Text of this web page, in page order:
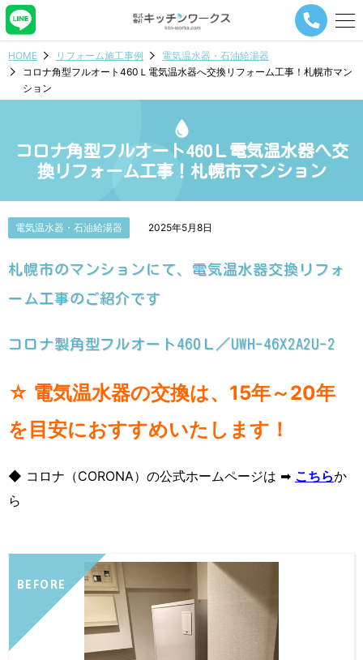
メ
ー
ビ
シ
ョ
タ
HOME リフォーム施工事例
電気温水器・石油給湯器
コロナ角型フルオート460Ｌ電気温水器へ交換リフォーム工事！札幌市マン
ション
コロナ角型フルオート460Ｌ電気温水器へ交
換リフォーム工事！札幌市マンション
電気温水器・石油給湯器 2025年5月8日
札幌市のマンションにて、電気温水器交換リフォ
ーム工事のご紹介です
コロナ製角型フルオート460Ｌ／UWH-46X2A2U-2
☆ 電気温水器の交換は、15年～20年
を目安におすすめいたします！
◆ コロナ（CORONA）の公式ホームページは ➡ こちらか
ら
BEFORE